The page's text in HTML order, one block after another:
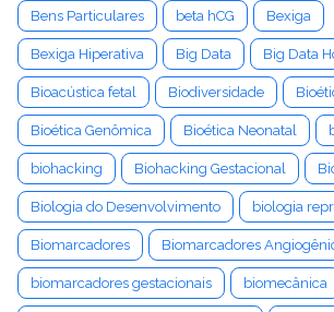
Bens Particulares beta hCG Bexiga
Bexiga Hiperativa Big Data Big Data
Bioacústica fetal Biodiversidade
Bioética Genômica Bioética Neonatal
biohacking Biohacking Gestacional
Biologia do Desenvolvimento biologia
Biomarcadores Biomarcadores
biomarcadores gestacionais biomecânica